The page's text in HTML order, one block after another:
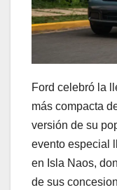
Ford celebró la
más compacta
versión de su
evento especial
en Isla Naos,
de sus